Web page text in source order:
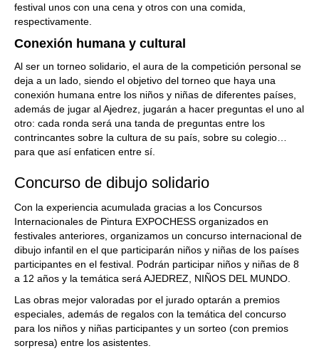
festival unos con una cena y otros con una comida,
respectivamente.
Conexión humana y cultural
Al ser un torneo solidario, el aura de la competición personal se
deja a un lado, siendo el objetivo del torneo que haya una
conexión humana entre los niños y niñas de diferentes países,
además de jugar al Ajedrez, jugarán a hacer preguntas el uno al
otro: cada ronda será una tanda de preguntas entre los
contrincantes sobre la cultura de su país, sobre su colegio…
para que así enfaticen entre sí.
Concurso de dibujo solidario
Con la experiencia acumulada gracias a los Concursos
Internacionales de Pintura EXPOCHESS organizados en
festivales anteriores, organizamos un concurso internacional de
dibujo infantil en el que participarán niños y niñas de los países
participantes en el festival. Podrán participar niños y niñas de 8
a 12 años y la temática será AJEDREZ, NIÑOS DEL MUNDO.
Las obras mejor valoradas por el jurado optarán a premios
especiales, además de regalos con la temática del concurso
para los niños y niñas participantes y un sorteo (con premios
sorpresa) entre los asistentes.